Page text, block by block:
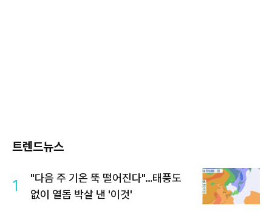
트렌드뉴스
1
"다음 주 기온 뚝 떨어진다"…태풍도
없이 열돔 박살 낸 '이것'